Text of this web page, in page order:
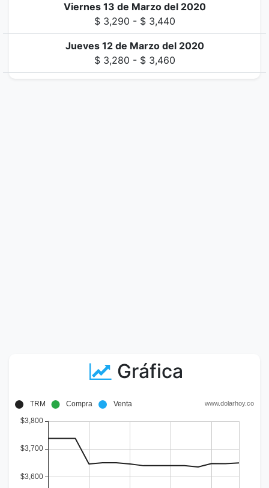
Viernes 13 de Marzo del 2020
$ 3,290 - $ 3,440
Jueves 12 de Marzo del 2020
$ 3,280 - $ 3,460
Gráfica